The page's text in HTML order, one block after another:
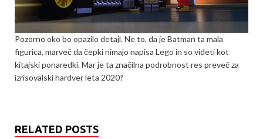
Pozorno oko bo opazilo detajl. Ne to, da je Batman ta mala
figurica, marveč da čepki nimajo napisa Lego in so videti kot
kitajski ponaredki. Mar je ta značilna podrobnost res preveč za
izrisovalski hardver leta 2020?
RELATED POSTS